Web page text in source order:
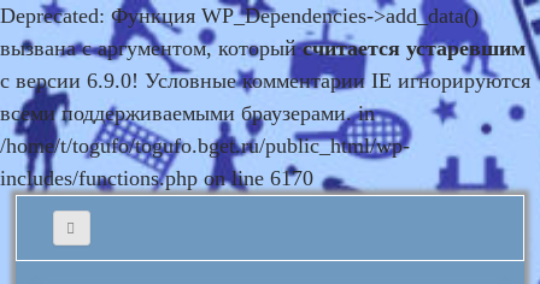
Deprecated: Функция WP_Dependencies->add_data()
вызвана с аргументом, которыйсчитается устаревшим
с версии 6.9.0! Условные комментарии IE игнорируются
всеми поддерживаемыми браузерами. in
/home/t/togufo/togufo.bget.ru/public_html/wp-
includes/functions.php on line 6170